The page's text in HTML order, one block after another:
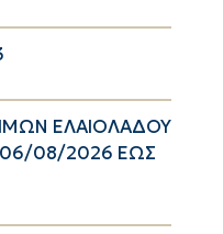
ΕΛΑΙΟΛΑΔΟΥ
08/2026 ΕΩΣ